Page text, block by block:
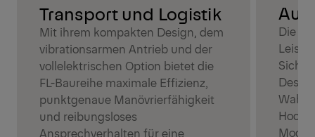
Transport und Logistik
Mit ihrem kompakten Design, dem
vibrationsarmen Antrieb und der
vollelektrischen Option bietet die
FL-Baureihe maximale Effizienz,
punktgenaue Manövrierfähigkeit
und reibungsloses
Ansprechverhalten für eine
Die
Wahl